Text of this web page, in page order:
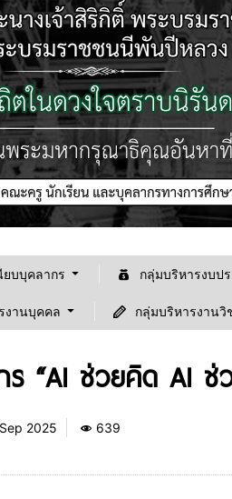
ยบบุคลากร กลุ่มบริหารงบป
งานบุคคล กลุ่มบริหารงานวิ
ร “AI ช่วยคิด AI
2025 639